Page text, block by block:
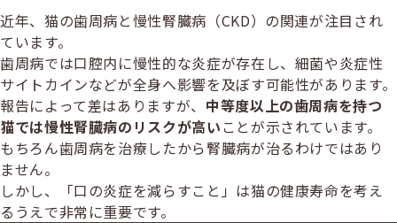
近年、猫の歯周病と慢性腎臓病（CKD）の関連が注目され
ています。
歯周病では口腔内に慢性的な炎症が存在し、細菌や炎症性
サイトカインなどが全身へ影響を及ぼす可能性があります。
報告によって差はありますが、 中等度以上の歯周病を持つ
猫では慢性腎臓病のリスクが高い ことが示されています。
もちろん歯周病を治療したから腎臓病が治るわけではあり
ません。
しかし、「口の炎症を減らすこと」は猫の健康寿命を考え
るうえで非常に重要です。